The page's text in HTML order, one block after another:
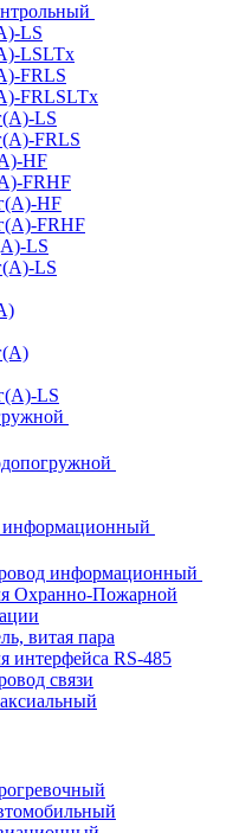
LS
LSLTx
FRLS
FRLSLTx
LS
FRLS
HF
FRHF
HF
FRHF
LS
LS
LS
информационный
информационный
Охранно-Пожарной
витая пара
интерфейса RS-485
связи